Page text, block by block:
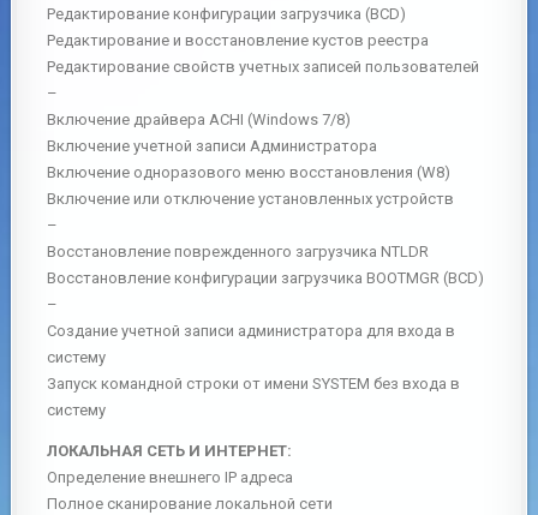
Редактирование конфигурации загрузчика (BCD)
Редактирование и восстановление кустов реестра
Редактирование свойств учетных записей пользователей
–
Включение драйвера ACHI (Windows 7/8)
Включение учетной записи Администратора
Включение одноразового меню восстановления (W8)
Включение или отключение установленных устройств
–
Восстановление поврежденного загрузчика NTLDR
Восстановление конфигурации загрузчика BOOTMGR (BCD)
–
Создание учетной записи администратора для входа в
систему
Запуск командной строки от имени SYSTEM без входа в
систему
ЛОКАЛЬНАЯ СЕТЬ И ИНТЕРНЕТ:
Определение внешнего IP адреса
Полное сканирование локальной сети